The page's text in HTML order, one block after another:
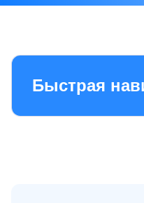
Быстрая